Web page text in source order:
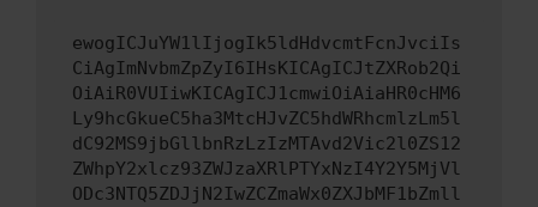
ewogICJuYW1lIjogIk5ldHdvcmtFcnJvciIs
CiAgImNvbmZpZyI6IHsKICAgICJtZXRob2Qi
OiAiR0VUIiwKICAgICJ1cmwiOiAiaHR0cHM6
Ly9hcGkueC5ha3MtcHJvZC5hdWRhcmlzLm5l
dC92MS9jbGllbnRzLzIzMTAvd2Vic2l0ZS12
ZWhpY2xlcz93ZWJzaXRlPTYxNzI4Y2Y5MjVl
ODc3NTQ5ZDJjN2IwZCZmaWx0ZXJbMF1bZmll